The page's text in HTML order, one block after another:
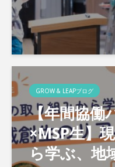
GROW & LEAPブログ
【年間協働
×MSP生】
ら学ぶ、地